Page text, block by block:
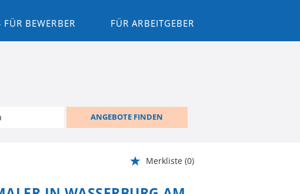
FÜR BEWERBER FÜR ARBEITGEBER
ANGEBOTE FINDEN
Merkliste (0)